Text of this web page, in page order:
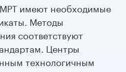
имеют необходимые
Методы
соответствуют
Центры
технологичным